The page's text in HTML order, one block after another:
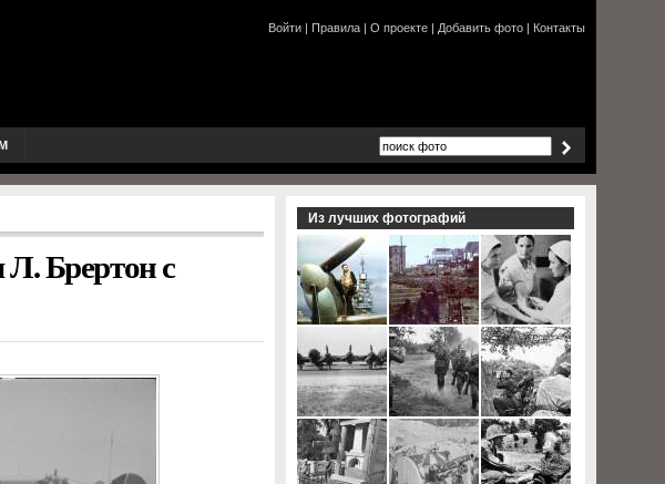
Войти | Правила | О проекте | Добавить фото | Контакты
Брертон с
Из лучших фотографий